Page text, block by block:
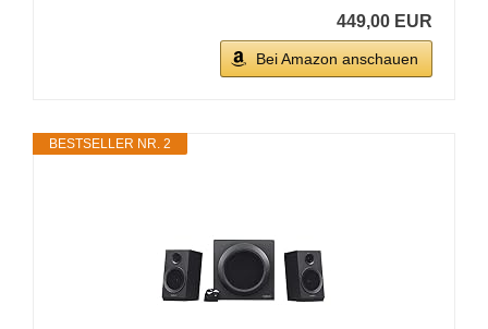
449,00 EUR
Bei Amazon anschauen
BESTSELLER NR. 2